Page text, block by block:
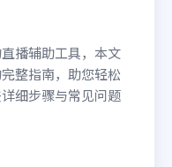
播辅助工具，本文
整指南，助您轻松
细步骤与常见问题